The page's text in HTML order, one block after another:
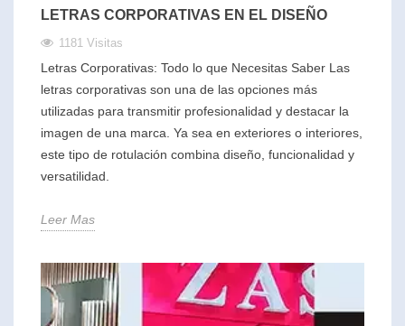
LETRAS CORPORATIVAS EN EL DISEÑO
1181 Visitas
Letras Corporativas: Todo lo que Necesitas Saber Las
letras corporativas son una de las opciones más
utilizadas para transmitir profesionalidad y destacar la
imagen de una marca. Ya sea en exteriores o interiores,
este tipo de rotulación combina diseño, funcionalidad y
versatilidad.
Leer Mas